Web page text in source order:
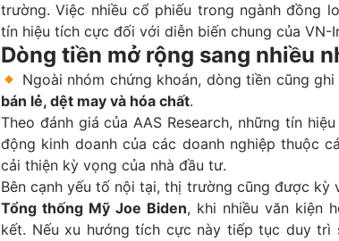
trường. Việc nhiều cổ phiếu trong ngành đồng
tín hiệu tích cực đối với diễn biến chung của VN-
Dòng tiền mở rộng sang nhiều
Ngoài nhóm chứng khoán, dòng tiền cũng
bán lẻ, dệt may và hóa chất.
Theo đánh giá của AAS Research, những tín
động kinh doanh của các doanh nghiệp thuộc
cải thiện kỳ vọng của nhà đầu tư.
Bên cạnh yếu tố nội tại, thị trường cũng được
Tổng thống Mỹ Joe Biden, khi nhiều văn kiện
kết. Nếu xu hướng tích cực này tiếp tục duy trì